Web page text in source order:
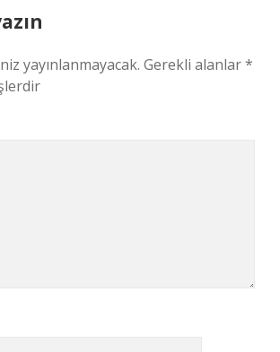
yayınlanmayacak. Gerekli alanlar*